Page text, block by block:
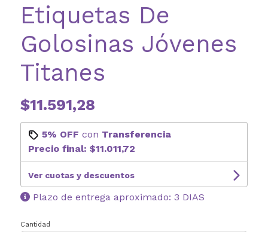
Etiquetas De
Golosinas Jóvenes
Titanes
$11.591,28
5% OFF con Transferencia
Precio final: $11.011,72
Ver cuotas y descuentos
Plazo de entrega aproximado: 3 DIAS
Cantidad